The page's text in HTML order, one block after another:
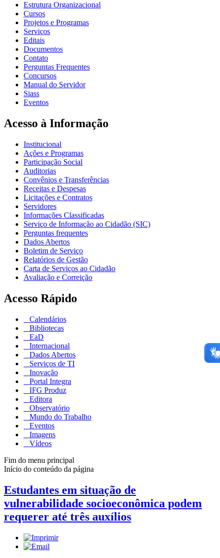
Estrutura Organizacional
Cursos
Projetos e Programas
Serviços
Editais
Documentos
Contato
Perguntas Frequentes
Concursos
Manual do Servidor
Siass
Eventos
Acesso à Informação
Institucional
Ações e Programas
Participação Social
Auditorias
Convênios e Transferências
Receitas e Despesas
Licitações e Contratos
Servidores
Informações Classificadas
Serviço de Informação ao Cidadão (SIC)
Perguntas frequentes
Dados Abertos
Boletim de Serviço
Relatórios de Gestão
Carta de Serviços ao Cidadão
Avaliação e Correição
Acesso Rápido
Calendários
Bibliotecas
EaD
Internacional
Dados Abertos
Serviços de TI
Inovação
Portal Integra
IFG Produz
Editora
Observatório
Mundo do Trabalho
Eventos
Imagens
Vídeos
Fim do menu principal
Início do conteúdo da página
Estudantes em situação de
vulnerabilidade socioeconômica podem
requerer até três auxílios